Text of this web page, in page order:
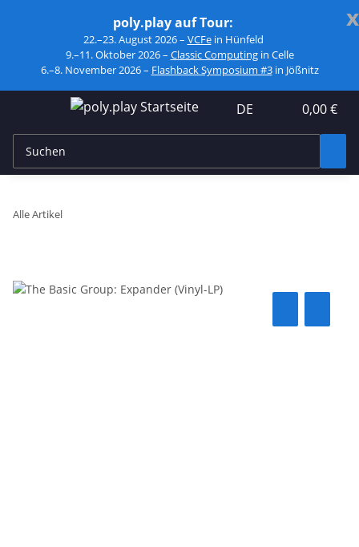
x
poly.play auf Tour:
22.–23. August 2026 – VCFein Hünfeld
9.–11. Oktober 2026 – Classic Computingin Celle
6.–8. November 2026 – Flashback Symposium #3in Jößnitz
DE 0,00 €
Alle Artikel